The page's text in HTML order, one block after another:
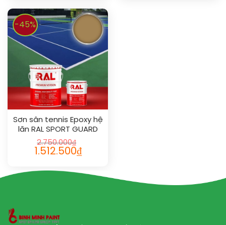
-45%
Sơn sân tennis Epoxy hệ
lăn RAL SPORT GUARD
1011
2.750.000₫
1.512.500₫